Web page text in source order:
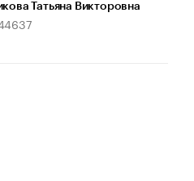
Татьяна Викторовна